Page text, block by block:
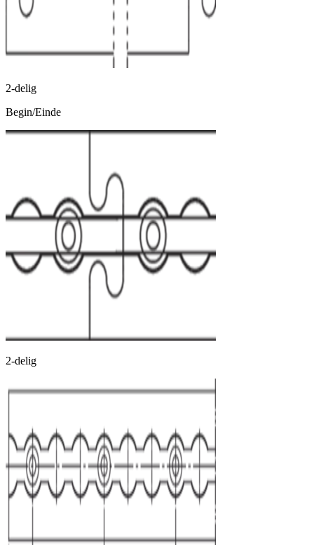
2-delig
Begin/Einde
2-delig